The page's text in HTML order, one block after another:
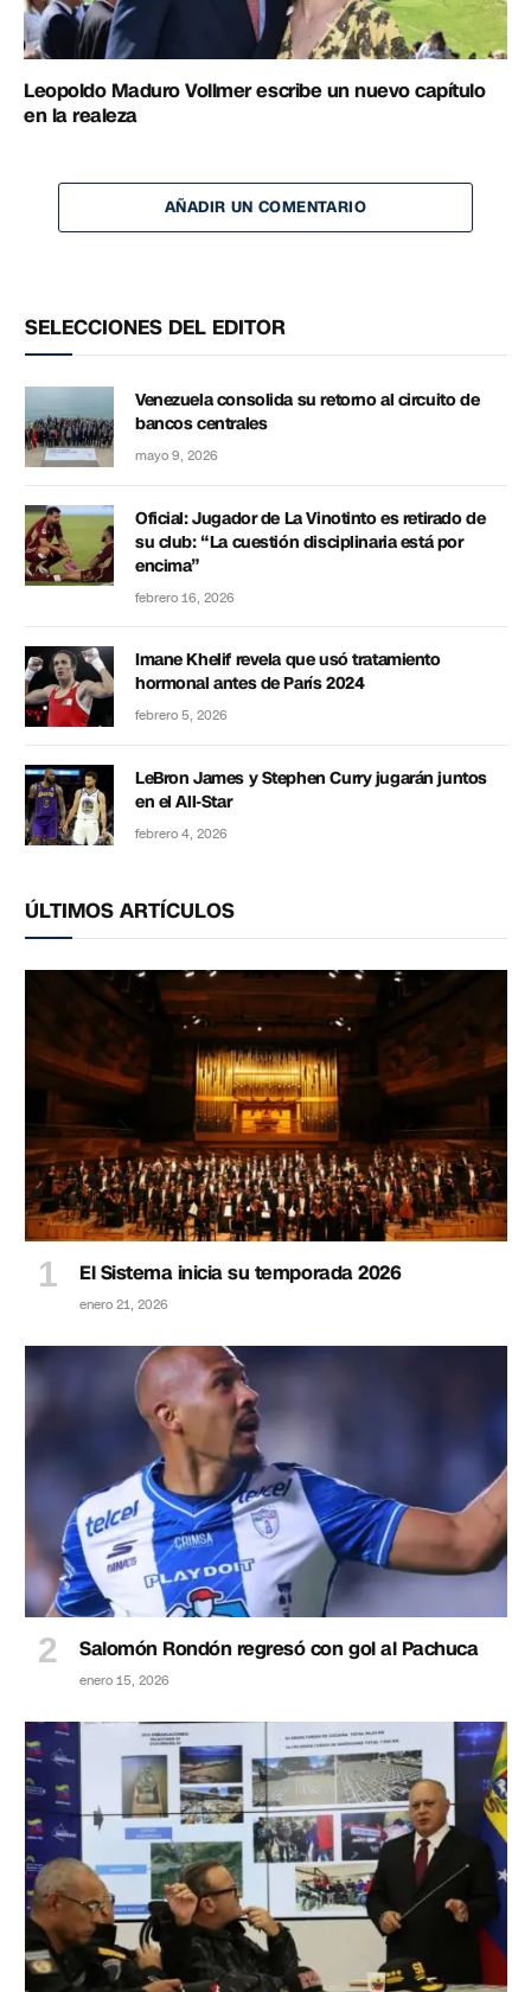
Leopoldo Maduro Vollmer escribe un nuevo capítulo
en la realeza
AÑADIR UN COMENTARIO
SELECCIONES DEL EDITOR
Venezuela consolida su retorno al circuito de
bancos centrales
mayo 9, 2026
Oficial: Jugador de La Vinotinto es retirado de
su club: “La cuestión disciplinaria está por
encima”
febrero 16, 2026
Imane Khelif revela que usó tratamiento
hormonal antes de París 2024
febrero 5, 2026
LeBron James y Stephen Curry jugarán juntos
en el All-Star
febrero 4, 2026
ÚLTIMOS ARTÍCULOS
El Sistema inicia su temporada 2026
enero 21, 2026
Salomón Rondón regresó con gol al Pachuca
enero 15, 2026